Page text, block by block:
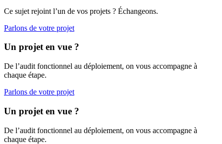
Ce sujet rejoint l’un de vos projets ? Échangeons.
Parlons de votre projet
Un projet en vue ?
De l’audit fonctionnel au déploiement, on vous accompagne à
chaque étape.
Parlons de votre projet
Un projet en vue ?
De l’audit fonctionnel au déploiement, on vous accompagne à
chaque étape.